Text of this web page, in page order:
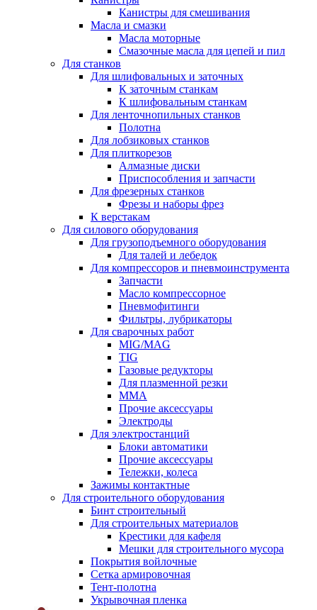
Канистры для смешивания
Масла и смазки
Масла моторные
Смазочные масла для цепей и пил
Для станков
Для шлифовальных и заточных
К заточным станкам
К шлифовальным станкам
Для ленточнопильных станков
Полотна
Для лобзиковых станков
Для плиткорезов
Алмазные диски
Приспособления и запчасти
Для фрезерных станков
Фрезы и наборы фрез
К верстакам
Для силового оборудования
Для грузоподъемного оборудования
Для талей и лебедок
Для компрессоров и пневмоинструмента
Запчасти
Масло компрессорное
Пневмофитинги
Фильтры, лубрикаторы
Для сварочных работ
MIG/MAG
TIG
Газовые редукторы
Для плазменной резки
ММА
Прочие аксессуары
Электроды
Для электростанций
Блоки автоматики
Прочие аксессуары
Тележки, колеса
Зажимы контактные
Для строительного оборудования
Бинт строительный
Для строительных материалов
Крестики для кафеля
Мешки для строительного мусора
Покрытия войлочные
Сетка армировочная
Тент-полотна
Укрывочная пленка